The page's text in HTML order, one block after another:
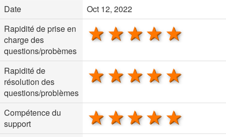
Date
Oct 12, 2022
Rapidité de prise en
charge des
questions/probèmes
4 stars
3 stars
2 stars
1 star
Rapidité de
résolution des
questions/problèmes
4 stars
3 stars
2 stars
1 star
Compétence du
support
4 stars
3 stars
2 stars
1 star